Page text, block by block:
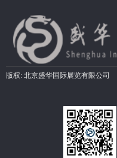
版权: 北京盛华国际展览有限公司